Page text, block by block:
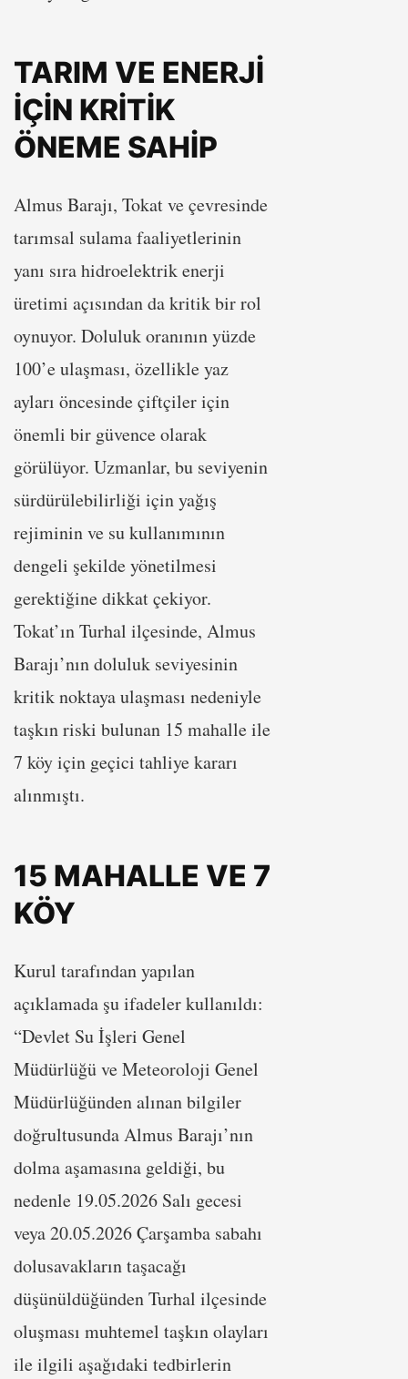
TARIM VE ENERJİ
İÇİN KRİTİK
ÖNEME SAHİP
Almus Barajı, Tokat ve çevresinde
tarımsal sulama faaliyetlerinin
yanı sıra hidroelektrik enerji
üretimi açısından da kritik bir rol
oynuyor. Doluluk oranının yüzde
100’e ulaşması, özellikle yaz
ayları öncesinde çiftçiler için
önemli bir güvence olarak
görülüyor. Uzmanlar, bu seviyenin
sürdürülebilirliği için yağış
rejiminin ve su kullanımının
dengeli şekilde yönetilmesi
gerektiğine dikkat çekiyor.
Tokat’ın Turhal ilçesinde, Almus
Barajı’nın doluluk seviyesinin
kritik noktaya ulaşması nedeniyle
taşkın riski bulunan 15 mahalle ile
7 köy için geçici tahliye kararı
alınmıştı.
15 MAHALLE VE 7
KÖY
Kurul tarafından yapılan
açıklamada şu ifadeler kullanıldı:
“Devlet Su İşleri Genel
Müdürlüğü ve Meteoroloji Genel
Müdürlüğünden alınan bilgiler
doğrultusunda Almus Barajı’nın
dolma aşamasına geldiği, bu
nedenle 19.05.2026 Salı gecesi
veya 20.05.2026 Çarşamba sabahı
dolusavakların taşacağı
düşünüldüğünden Turhal ilçesinde
oluşması muhtemel taşkın olayları
ile ilgili aşağıdaki tedbirlerin